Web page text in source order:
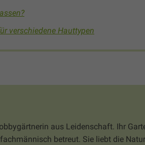
verschiedene Hauttypen
aus Leidenschaft. Ihr
betreut. Sie liebt die